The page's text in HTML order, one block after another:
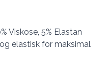
Viskose, 5% Elastan
elastisk for maksimal